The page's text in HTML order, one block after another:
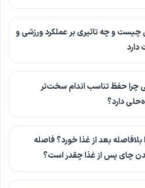
چیست و چه تاثیری بر عملکرد ورزشی و
۳۰ سالگی چرا حفظ تناسب اندام سخت‌تر
دارد؟
بلافاصله بعد از غذا خورد؟ فاصله
چای پس از غذا چقدر است؟